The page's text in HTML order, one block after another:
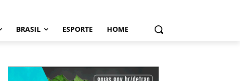
BRASIL ESPORTE HOME